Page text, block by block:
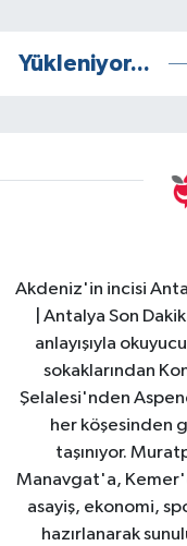
Yükleniyor...
Akdeniz'in incisi
| Antalya Son
anlayışıyla
sokaklarından
Şelalesi'nden
her köşesinden
taşınıyor.
Manavgat'a,
asayiş, ekonomi,
hazırlanarak